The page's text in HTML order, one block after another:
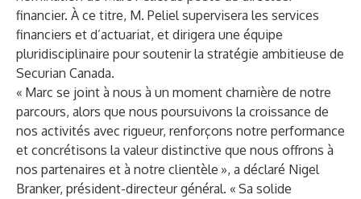
financier. À ce titre, M. Peliel supervisera les services
financiers et d’actuariat, et dirigera une équipe
pluridisciplinaire pour soutenir la stratégie ambitieuse de
Securian Canada.
« Marc se joint à nous à un moment charnière de notre
parcours, alors que nous poursuivons la croissance de
nos activités avec rigueur, renforçons notre performance
et concrétisons la valeur distinctive que nous offrons à
nos partenaires et à notre clientèle », a déclaré Nigel
Branker, président-directeur général. « Sa solide